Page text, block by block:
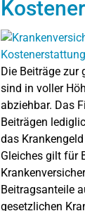
Die Beiträge zur
sind in voller
abziehbar. Das
Beiträgen
das
Gleiches gilt für
Beitragsanteile
gesetzlichen